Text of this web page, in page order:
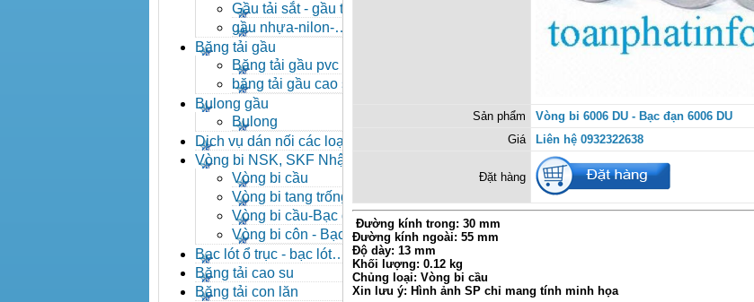
Gầu tải sắt - gầu tải
inox
gầu nhựa-nilon-
HDPE
Băng tải gầu
Băng tải gầu pvc
băng tải gầu cao su
Bulong gầu
Bulong
Dịch vụ dán nối các loại
băng tải
Vòng bi NSK, SKF Nhật
Vòng bi cầu
Vòng bi tang trống tự
lựa
Vòng bi cầu-Bạc đạn
cầu
Vòng bi côn - Bạc
đạn côn
Bạc lót ổ trục - bạc lót
nhông
Băng tải cao su
Băng tải con lăn
Sản phẩm
Vòng bi 6006 DU - Bạc đạn 6006 DU
Giá
Liên hệ 0932322638
Đặt hàng
Đường kính trong: 30 mm
Đường kính ngoài: 55 mm
Độ dày: 13 mm
Khối lượng: 0.12 kg
Chủng loại: Vòng bi cầu
Xin lưu ý: Hình ảnh SP chỉ mang tính minh họa